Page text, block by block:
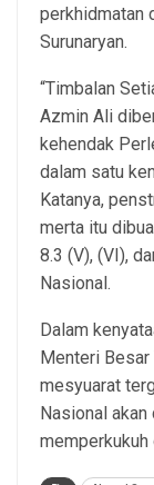
perkhidmatan
Surunaryan.
“Timbalan
Azmin Ali
kehendak
dalam satu
Katanya,
merta itu
8.3 (V), (VI),
Nasional.
Dalam
Menteri Besar
mesyuarat
Nasional
memperkukuh